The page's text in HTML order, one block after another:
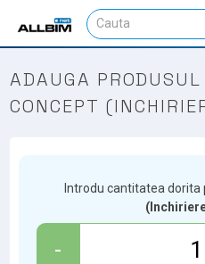
ADAUGA
CONCEPT
Introdu cantitatea dorita
-